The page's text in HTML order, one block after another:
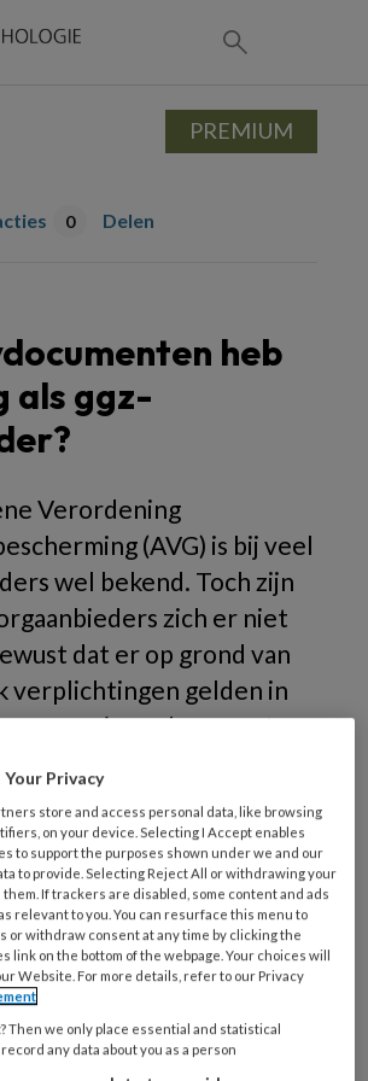
0 Delen
heb
als ggz-
Verordening
(AVG) is bij veel
wel bekend. Toch zijn
zich er niet
dat er op grond van
verplichtingen gelden in
van privacydocumenten.
wordt dagelijks met gevoelige
gewerkt.Door goed om te
blijft de
zoveel als mogelijk
wordt voldaan aan de
die daarin gelden volgens de
PREMIUM
Privacy
store and access personal data, like browsing
on your device. Selecting I Accept enables
to support the purposes shown under we and our
to provide. Selecting Reject All or withdrawing your
If trackers are disabled, some content and ads
relevant to you. You can resurface this menu to
or withdraw consent at any time by clicking the
link on the bottom of the webpage. Your choices will
Website. For more details, refer to our Privacy
Then we only place essential and statistical
any data about you as a person